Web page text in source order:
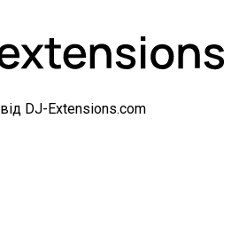
від DJ-Extensions.com